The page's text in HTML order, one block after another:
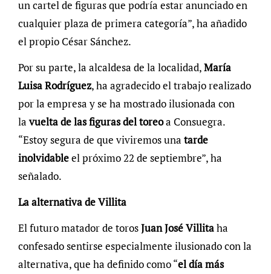
un cartel de figuras que podría estar anunciado en
cualquier plaza de primera categoría”, ha añadido
el propio César Sánchez.
Por su parte, la alcaldesa de la localidad,María
Luisa Rodríguez, ha agradecido el trabajo realizado
por la empresa y se ha mostrado ilusionada con
lavuelta de las figuras del toreoa Consuegra.
“Estoy segura de que viviremos una tarde
inolvidableel próximo 22 de septiembre”, ha
señalado.
La alternativa de Villita
El futuro matador de torosJuan José Villitaha
confesado sentirse especialmente ilusionado con la
alternativa, que ha definido como “el día más